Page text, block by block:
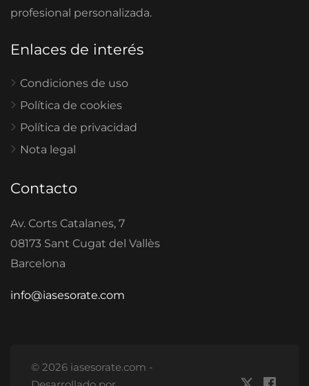
profesional personalizada.
Enlaces de interés
Condiciones de uso
Política de cookies
Política de privacidad
Nota legal
Contacto
Av. Corts Catalanes, 7
08173 Sant Cugat del Vallès
Barcelona
info@iasesorate.com
© 2026 iasesorate.com -